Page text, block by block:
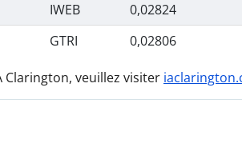
IWEB 0,02824
GTRI 0,02806
Clarington, veuillez visiter